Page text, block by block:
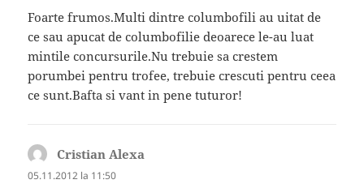
Foarte frumos.Multi dintre columbofili au uitat de
ce sau apucat de columbofilie deoarece le-au luat
mintile concursurile.Nu trebuie sa crestem
porumbei pentru trofee, trebuie crescuti pentru ceea
ce sunt.Bafta si vant in pene tuturor!
Cristian Alexa
05.11.2012 la 11:50